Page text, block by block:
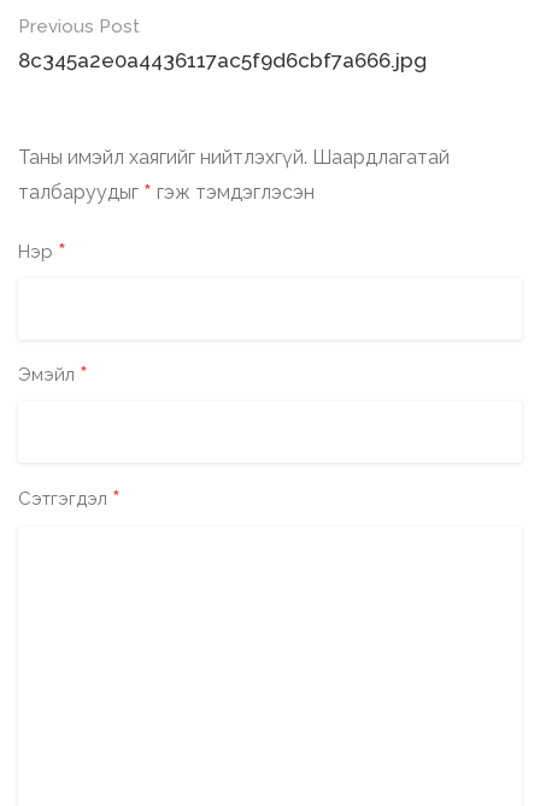
Post
navigation
Previous Post
8c345a2e0a4436117ac5f9d6cbf7a666.jpg
Таны имэйл хаягийг нийтлэхгүй. Шаардлагатай
талбаруудыг * гэж тэмдэглэсэн
Нэр *
Эмэйл *
Сэтгэгдэл *